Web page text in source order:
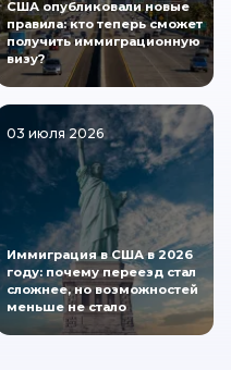
США опубликовали новые
правила: кто теперь сможет
получить иммиграционную
визу?
03 июля 2026
Иммиграция в США в 2026
году: почему переезд стал
сложнее, но возможностей
меньше не стало